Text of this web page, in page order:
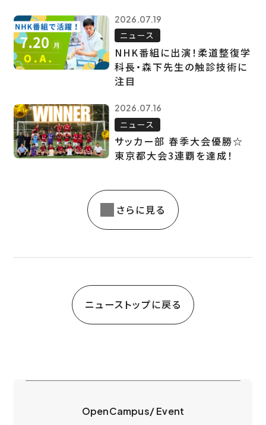
2026.07.19
ニュース
NHK番組に出演！柔道整復学
科長・森下先生の触診技術に
注目
2026.07.16
ニュース
サッカー部 春季大会優勝☆
東京都大会3連覇を達成！
さらに見る
ニューストップに戻る
OpenCampus/ Event